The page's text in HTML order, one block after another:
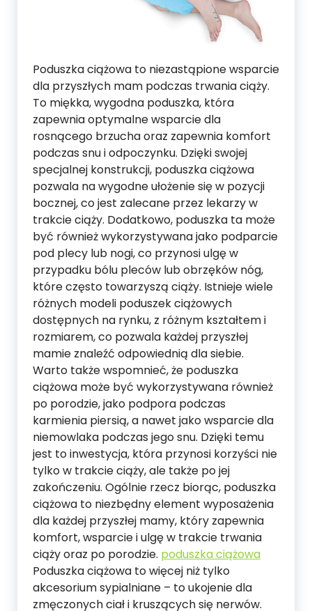
Poduszka ciążowa to niezastąpione wsparcie
dla przyszłych mam podczas trwania ciąży.
To miękka, wygodna poduszka, która
zapewnia optymalne wsparcie dla
rosnącego brzucha oraz zapewnia komfort
podczas snu i odpoczynku. Dzięki swojej
specjalnej konstrukcji, poduszka ciążowa
pozwala na wygodne ułożenie się w pozycji
bocznej, co jest zalecane przez lekarzy w
trakcie ciąży. Dodatkowo, poduszka ta może
być również wykorzystywana jako podparcie
pod plecy lub nogi, co przynosi ulgę w
przypadku bólu pleców lub obrzęków nóg,
które często towarzyszą ciąży. Istnieje wiele
różnych modeli poduszek ciążowych
dostępnych na rynku, z różnym kształtem i
rozmiarem, co pozwala każdej przyszłej
mamie znaleźć odpowiednią dla siebie.
Warto także wspomnieć, że poduszka
ciążowa może być wykorzystywana również
po porodzie, jako podpora podczas
karmienia piersią, a nawet jako wsparcie dla
niemowlaka podczas jego snu. Dzięki temu
jest to inwestycja, która przynosi korzyści nie
tylko w trakcie ciąży, ale także po jej
zakończeniu. Ogólnie rzecz biorąc, poduszka
ciążowa to niezbędny element wyposażenia
dla każdej przyszłej mamy, który zapewnia
komfort, wsparcie i ulgę w trakcie trwania
ciąży oraz po porodzie. poduszka ciążowa
Poduszka ciążowa to więcej niż tylko
akcesorium sypialniane – to ukojenie dla
zmęczonych ciał i kruszących się nerwów.